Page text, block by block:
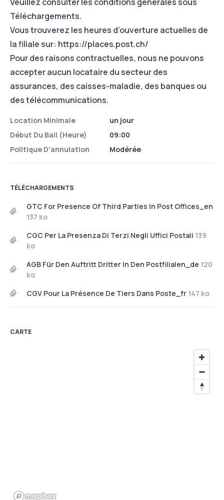
Téléchargements.
Vous trouverez les heures d’ouverture actuelles de
la filiale sur: https://places.post.ch/
Pour des raisons contractuelles, nous ne pouvons
accepter aucun locataire du secteur des
assurances, des caisses-maladie, des banques ou
des télécommunications.
Location Minimale
Début Du Bail (heure)
Politique D'annulation
un jour
09:00
Modérée
TÉLÉCHARGEMENTS
GTC For Presence Of Third Parties In Post Offices_en
137 ko
CGC Per La Presenza Di Terzi Negli Uffici Postali 139
ko
AGB Für Den Auftritt Dritter In Den Postfilialen_de 120
ko
CGV Pour La Présence De Tiers Dans Poste_fr 147 ko
CARTE